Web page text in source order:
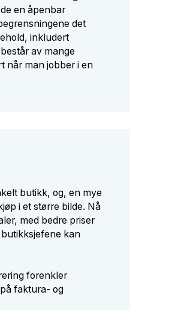
en åpenbar
det
inkludert
av mange
når man jobber i en
butikk, og, en mye
i et større bilde. Nå
med bedre priser
kan
forenkler
faktura- og